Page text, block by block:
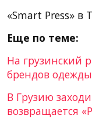
«Smart Press» в
Еще по теме:
На грузинский
брендов одежды
В Грузию
возвращается